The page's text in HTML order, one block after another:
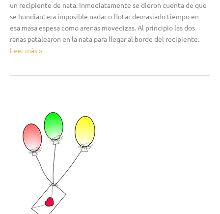
un recipiente de nata. Inmediatamente se dieron cuenta de que
se hundían; era imposible nadar o flotar demasiado tiempo en
esa masa espesa como arenas movedizas. Al principio las dos
ranas patalearon en la nata para llegar al borde del recipiente.
Leer más »
conseguiste»